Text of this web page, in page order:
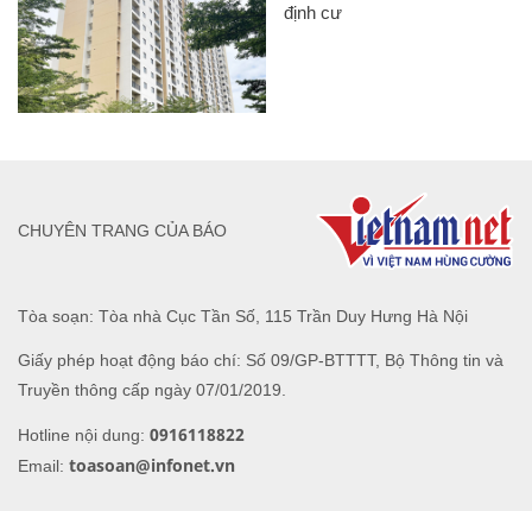
định cư
Tòa soạn: Tòa nhà Cục Tần Số, 115 Trần Duy Hưng Hà Nội
Giấy phép hoạt động báo chí: Số 09/GP-BTTTT, Bộ Thông tin và
Truyền thông cấp ngày 07/01/2019.
Hotline nội dung: 0916118822
Email: toasoan@infonet.vn
CHUYÊN TRANG CỦA BÁO